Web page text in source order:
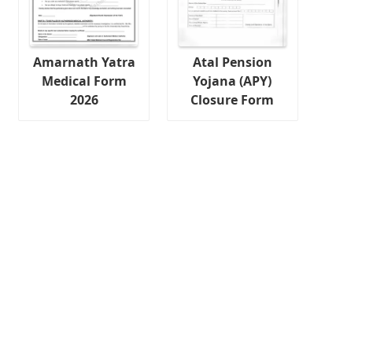
Amarnath Yatra
Medical Form
2026
Atal Pension
Yojana (APY)
Closure Form